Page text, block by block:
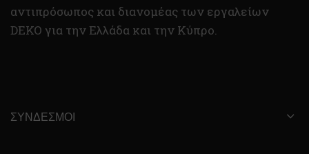
αντιπρόσωπος και διανομέας των εργαλείων
DEKO για την Ελλάδα και την Κύπρο.
ΣΎΝΔΕΣΜΟΙ